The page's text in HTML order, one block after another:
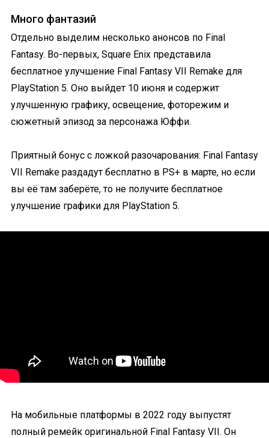
Много фантазий
Отдельно выделим несколько анонсов по Final
Fantasy. Во-первых, Square Enix представила
бесплатное улучшение Final Fantasy VII Remake для
PlayStation 5. Оно выйдет 10 июня и содержит
улучшенную графику, освещение, фоторежим и
сюжетный эпизод за персонажа Юффи.
Приятный бонус с ложкой разочарования: Final Fantasy
VII Remake раздадут бесплатно в PS+ в марте, но если
вы её там заберёте, то не получите бесплатное
улучшение графики для PlayStation 5.
На мобильные платформы в 2022 году выпустят
полный ремейк оригинальной Final Fantasy VII. Он